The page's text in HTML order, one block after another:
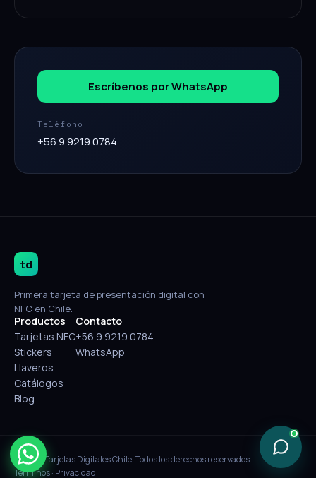
Escríbenos por WhatsApp
Teléfono
+56 9 9219 0784
td
Primera tarjeta de presentación digital con
NFC en Chile.
Productos
Tarjetas NFC
Stickers
Llaveros
Catálogos
Blog
Contacto
+56 9 9219 0784
WhatsApp
© 2026 Tarjetas Digitales Chile. Todos los derechos reservados.
Términos· Privacidad